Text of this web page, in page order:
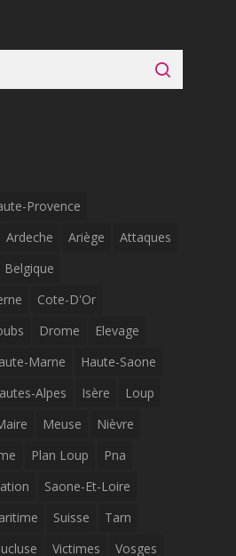
Provence
Ardeche Ariège
Attaques
Belgique
Cote-D'Or
Drome
Elevage
Marne
Haute-Saone
Alpes Isère
Loup
Meuse
Nièvre
Plan Loup
Pna
Saone-Et-Loire
Suisse
Tarn
Victimes Vosges